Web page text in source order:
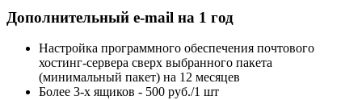
Дополнительный e-mail на 1 год
Настройка программного обеспечения почтового
хостинг-сервера сверх выбранного пакета
(минимальный пакет) на 12 месяцев
Более 3-х ящиков - 500 руб./1 шт